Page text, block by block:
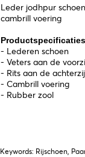
Leder jodhpur
cambrill voering
- Lederen schoen
- Veters aan de
- Rits aan de
- Cambrill voering
- Rubber zool
Keywords: Rijschoen,